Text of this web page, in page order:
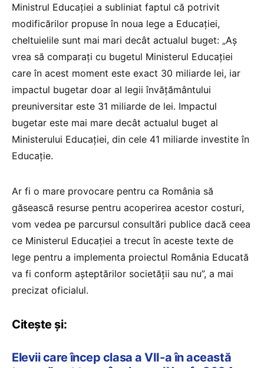
Ministrul Educației a subliniat faptul că potrivit
modificărilor propuse în noua lege a Educației,
cheltuielile sunt mai mari decât actualul buget: „Aș
vrea să comparați cu bugetul Ministerul Educației
care în acest moment este exact 30 miliarde lei, iar
impactul bugetar doar al legii învățământului
preuniversitar este 31 miliarde de lei. Impactul
bugetar este mai mare decât actualul buget al
Ministerului Educației, din cele 41 miliarde investite în
Educație.
Ar fi o mare provocare pentru ca România să
găsească resurse pentru acoperirea acestor costuri,
vom vedea pe parcursul consultări publice dacă ceea
ce Ministerul Educației a trecut în aceste texte de
lege pentru a implementa proiectul România Educată
va fi conform așteptărilor societății sau nu”, a mai
precizat oficialul.
Citește și:
Elevii care încep clasa a VII-a în această